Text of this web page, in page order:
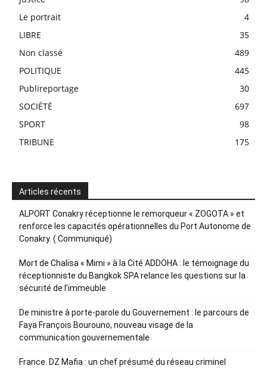
Le portrait
4
LIBRE
35
Non classé
489
POLITIQUE
445
Publireportage
30
SOCIÉTÉ
697
SPORT
98
TRIBUNE
175
Articles récents
ALPORT Conakry réceptionne le remorqueur « ZOGOTA » et
renforce les capacités opérationnelles du Port Autonome de
Conakry. ( Communiqué)
Mort de Chalisa « Mimi » à la Cité ADDOHA : le témoignage du
réceptionniste du Bangkok SPA relance les questions sur la
sécurité de l’immeuble
De ministre à porte-parole du Gouvernement : le parcours de
Faya François Bourouno, nouveau visage de la
communication gouvernementale
France. DZ Mafia : un chef présumé du réseau criminel